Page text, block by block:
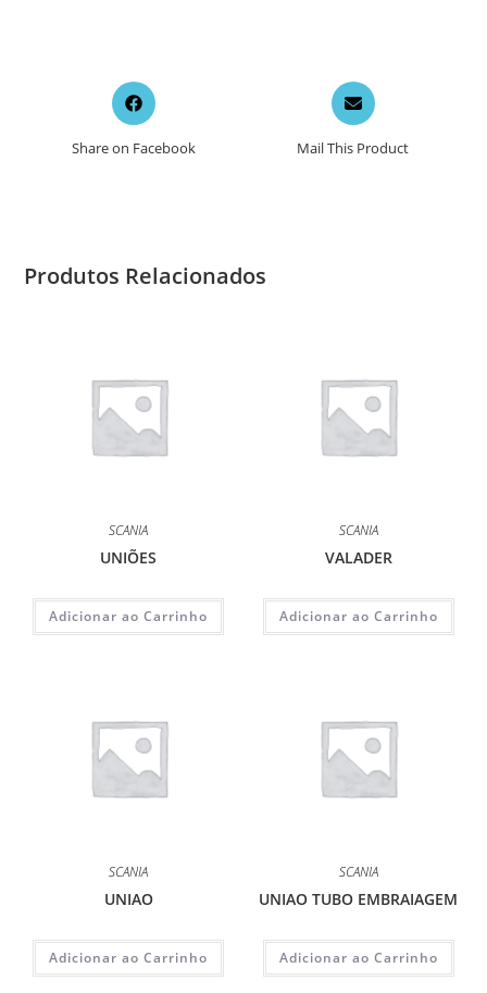
Opens
in
new
Share on Facebook
Opens
in
a
new
Mail This Product
Produtos Relacionados
SCANIA
UNIÕES
Adicionar ao Carrinho
SCANIA
VALADER
Adicionar ao Carrinho
SCANIA
UNIAO
Adicionar ao Carrinho
SCANIA
UNIAO TUBO EMBRAIAGEM
Adicionar ao Carrinho